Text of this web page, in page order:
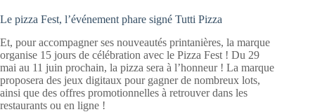
Le pizza Fest, l’événement phare signé Tutti Pizza
Et, pour accompagner ses nouveautés printanières, la marque
organise 15 jours de célébration avec le Pizza Fest ! Du 29
mai au 11 juin prochain, la pizza sera à l’honneur ! La marque
proposera des jeux digitaux pour gagner de nombreux lots,
ainsi que des offres promotionnelles à retrouver dans les
restaurants ou en ligne !